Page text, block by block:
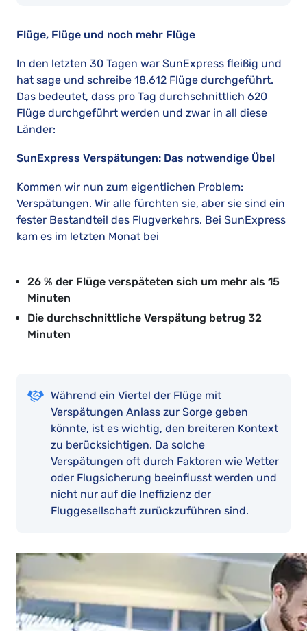
Flüge, Flüge und noch mehr Flüge
In den letzten 30 Tagen war SunExpress fleißig und
hat sage und schreibe 18.612 Flüge durchgeführt.
Das bedeutet, dass pro Tag durchschnittlich 620
Flüge durchgeführt werden und zwar in all diese
Länder:
SunExpress Verspätungen: Das notwendige Übel
Kommen wir nun zum eigentlichen Problem:
Verspätungen. Wir alle fürchten sie, aber sie sind ein
fester Bestandteil des Flugverkehrs. Bei SunExpress
kam es im letzten Monat bei
26 % der Flüge verspäteten sich um mehr als 15
Minuten
Die durchschnittliche Verspätung betrug 32
Minuten
Während ein Viertel der Flüge mit
Verspätungen Anlass zur Sorge geben
könnte, ist es wichtig, den breiteren Kontext
zu berücksichtigen. Da solche
Verspätungen oft durch Faktoren wie Wetter
oder Flugsicherung beeinflusst werden und
nicht nur auf die Ineffizienz der
Fluggesellschaft zurückzuführen sind.